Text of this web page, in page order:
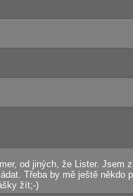
od jiných, že Lister. Jsem
Třeba by mě ještě někdo
žít;-)